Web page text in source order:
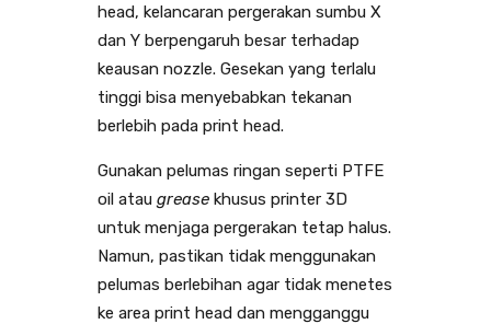
head, kelancaran pergerakan sumbu X
dan Y berpengaruh besar terhadap
keausan nozzle. Gesekan yang terlalu
tinggi bisa menyebabkan tekanan
berlebih pada print head.
Gunakan pelumas ringan seperti PTFE
oil atau grease khusus printer 3D
untuk menjaga pergerakan tetap halus.
Namun, pastikan tidak menggunakan
pelumas berlebihan agar tidak menetes
ke area print head dan mengganggu